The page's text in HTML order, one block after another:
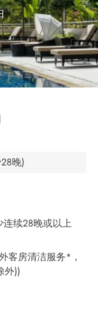
晚)
连续28晚或以上
客房清洁服务*，
外))